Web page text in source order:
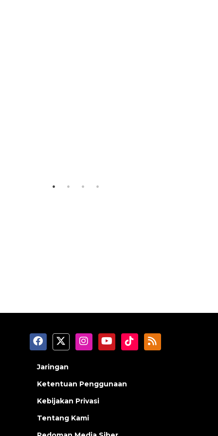
Jaringan
Ketentuan Penggunaan
Kebijakan Privasi
Tentang Kami